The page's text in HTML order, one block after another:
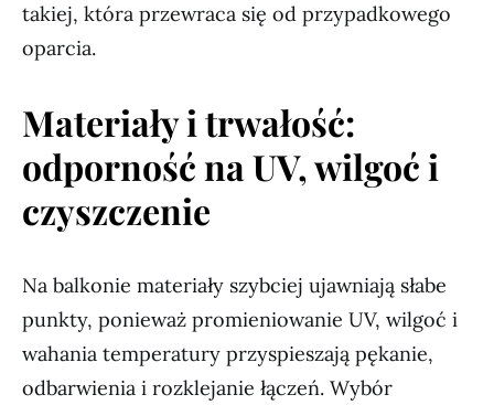
takiej, która przewraca się od przypadkowego
oparcia.
Materiały i trwałość:
odporność na UV, wilgoć i
czyszczenie
Na balkonie materiały szybciej ujawniają słabe
punkty, ponieważ promieniowanie UV, wilgoć i
wahania temperatury przyspieszają pękanie,
odbarwienia i rozklejanie łączeń. Wybór